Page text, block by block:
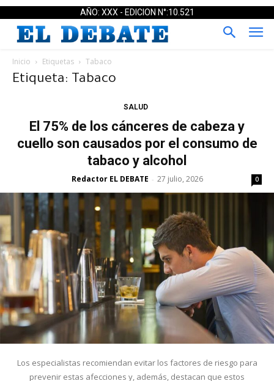
AÑO: XXX - EDICION N°:10.521
Inicio Etiquetas Tabaco
Etiqueta: Tabaco
SALUD
El 75% de los cánceres de cabeza y
cuello son causados por el consumo de
tabaco y alcohol
Redactor EL DEBATE - 27 julio, 2026 0
Los especialistas recomiendan evitar los factores de riesgo para
prevenir estas afecciones y, además, destacan que estos